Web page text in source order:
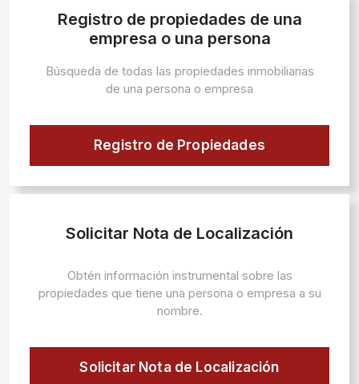
Registro de propiedades de una
empresa o una persona
Búsqueda de todas las propiedades inmobiliarias
de una persona o empresa
Registro de Propiedades
Solicitar Nota de Localización
Obtén información instrumental sobre las
propiedades que tiene una persona o empresa a su
nombre.
Solicitar Nota de Localización